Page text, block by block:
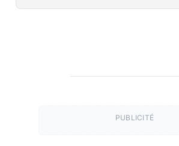
PUBLICITÉ